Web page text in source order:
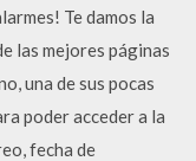
Te damos la
las mejores páginas
una de sus pocas
poder acceder a la
fecha de